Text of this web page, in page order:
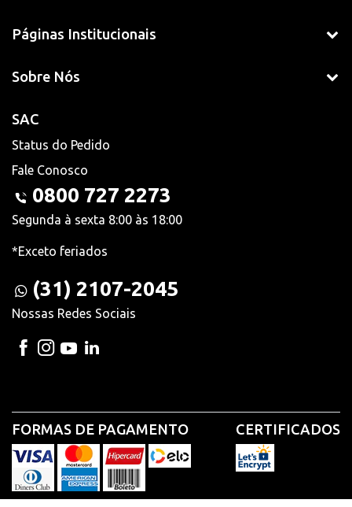
Páginas Institucionais
Sobre Nós
SAC
Status do Pedido
Fale Conosco
0800 727 2273
Segunda à sexta 8:00 às 18:00
*Exceto feriados
(31) 2107-2045
Nossas Redes Sociais
FORMAS DE PAGAMENTO CERTIFICADOS